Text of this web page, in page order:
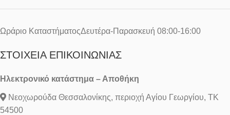
Ωράριο ΚαταστήματοςΔευτέρα-Παρασκευή 08:00-16:00
ΣΤΟΙΧΕΊΑ ΕΠΙΚΟΙΝΩΝΊΑΣ
Ηλεκτρονικό κατάστημα – Αποθήκη
Νεοχωρούδα Θεσσαλονίκης, περιοχή Αγίου Γεωργίου, ΤΚ
54500